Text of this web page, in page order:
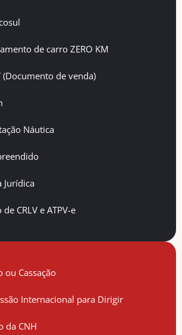
de carro ZERO KM
(Documento de venda)
Náutica
Jurídica
CRLV e ATPV-e
ou Cassação
Internacional para Dirigir
da CNH